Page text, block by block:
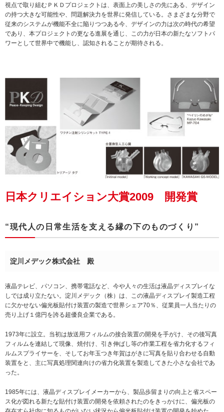
視点で取り組むＰＫＤプロジェクトは、表面上の美しさの先にある、デザイン
の持つ大きな可能性や、問題解決力を世界に発信している。さまざまな分野で
従来のシステムが機能不全に陥りつつある今、デザインの力は次の時代の希望
であり、本プロジェクトの更なる進展を通じ、この力が日本の新たなソフトパ
ワーとして世界中で機能し、認知されることが期待される。
日本クリエイション大賞2009 開発賞
“現代人の日常生活を支える縁の下のものづくり”
淀川メデック株式会社 殿
液晶テレビ、パソコン、携帯電話など、今や人々の生活は液晶ディスプレイな
しでは成り立たない。淀川メデック（株）は、この液晶ディスプレイ製造工程
に欠かせない偏光板貼付け装置の製造で世界シェア70％、従業員一人当たりの
売り上げ１億円を誇る超優良企業である。
1973年に設立。当初は放送用フィルムの接合装置の開発を手がけ、その後写真
フィルムを連結して現像、焼付け、引き伸ばし等の作業工程を省力化するフィ
ルムスプライサーを、そしてお年玉つき年賀はがきに写真を貼り合わせる自動
装置をと、主に写真処理関連向けの省力化装置を製造してきた小さな会社であ
った。
1985年には、液晶ディスプレイメーカーから、製品歩留まりの向上と省スペー
ス化が図れる新たな貼付け装置の開発を依頼されたのをきっかけに、偏光板の